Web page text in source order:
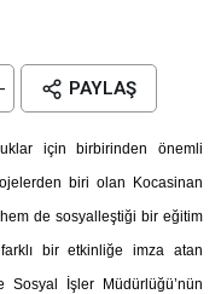
- PAYLAŞ
için birbirinden önemli
biri olan Kocasinan
de sosyalleştiği bir eğitim
bir etkinliğe imza atan
İşler Müdürlüğü’nün